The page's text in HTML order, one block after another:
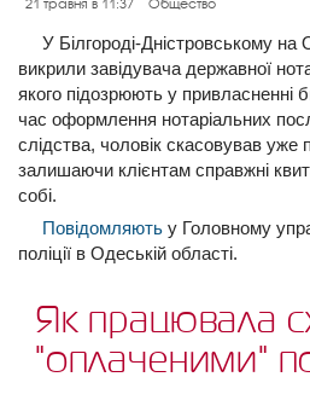
21 травня в 11:37 Общество
У Білгороді-Дністровському на
викрили завідувача державної
якого підозрюють у привласненні
час оформлення нотаріальних
слідства, чоловік скасовував уже
залишаючи клієнтам справжні
собі.
Повідомляють у Головному
поліції в Одеській області.
Як працювала
"оплаченими"